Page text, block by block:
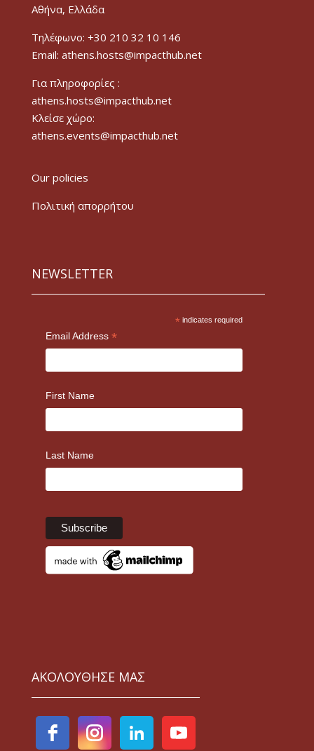
Αθήνα, Ελλάδα
Τηλέφωνο: +30 210 32 10 146
Email: athens.hosts@impacthub.net
Για πληροφορίες :
athens.hosts@impacthub.net
Κλείσε χώρο:
athens.events@impacthub.net
Our policies
Πολιτική απορρήτου
NEWSLETTER
* indicates required
Email Address *
First Name
Last Name
ΑΚΟΛΟΥΘΗΣΕ ΜΑΣ